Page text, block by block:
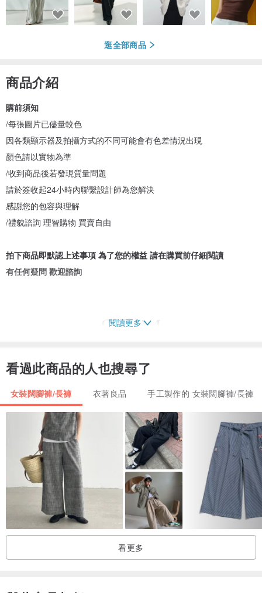
逛全部商品
商品介紹
購前須知
/每張圖片已儘量較色
因各類顯示器及拍攝方式的不同可能會有色差情況出現
顏色請以實物為準
/收到商品後若發現質量問題
請於簽收起24小時內聯繫設計師為您解決
感謝您的包容與理解
/禮貌諮詢 理智購物 買賣自由
拍下商品即默認上述事項 為了您的權益 請在購買前仔細閱讀
有任何疑問 歡迎諮詢
閱讀更多
看過此商品的人也搜尋了
女裝闊腳褲/長褲 衣著良品 手工製作的 女裝闊腳褲/長褲
看更多